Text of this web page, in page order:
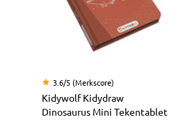
3.6/5 (Merkscore)
Kidywolf Kidydraw
Dinosaurus Mini Tekentablet